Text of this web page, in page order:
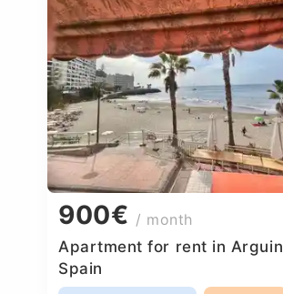
900€ / month
Apartment for rent in
Spain